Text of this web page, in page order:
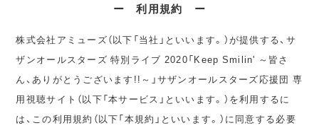
ー 利用規約 ー
株式会社アミューズ（以下「当社」といいます。）が提供する、サ
ザンオールスターズ 特別ライブ 2020「Keep Smilin' ～皆さ
ん、ありがとうございます!!～」サザンオールスターズ応援団 専
用視聴サイト（以下「本サービス」といいます。）を利用するに
は、この利用規約（以下「本規約」といいます。）に同意する必要